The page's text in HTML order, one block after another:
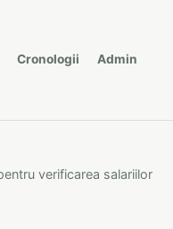
Cronologii Admin
verificarea salariilor